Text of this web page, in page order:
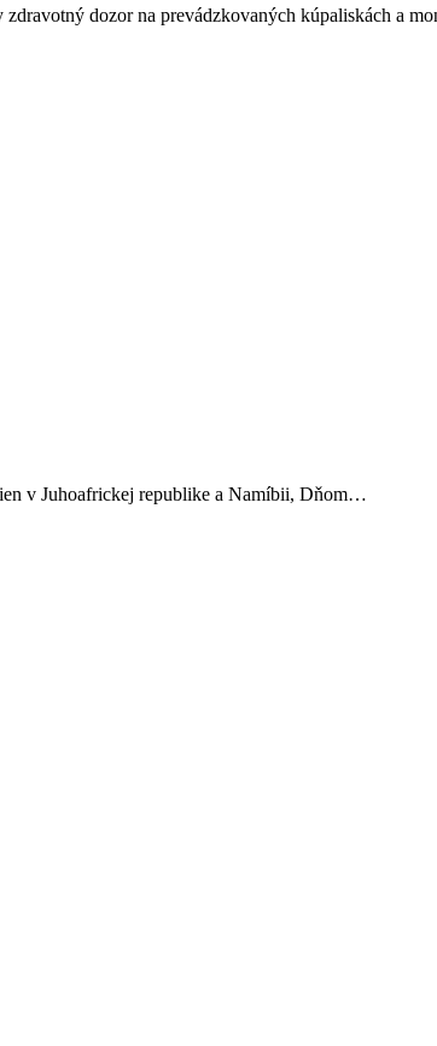
dozor na prevádzkovaných kúpaliskách a
v Juhoafrickej republike a Namíbii, Dňom…